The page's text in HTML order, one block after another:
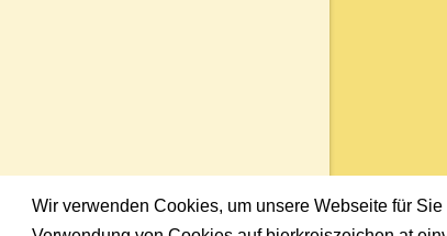
Wir verwenden Cookies, um unsere Webseite für